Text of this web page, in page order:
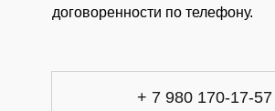
договоренности по телефону.
+ 7 980 170-17-57